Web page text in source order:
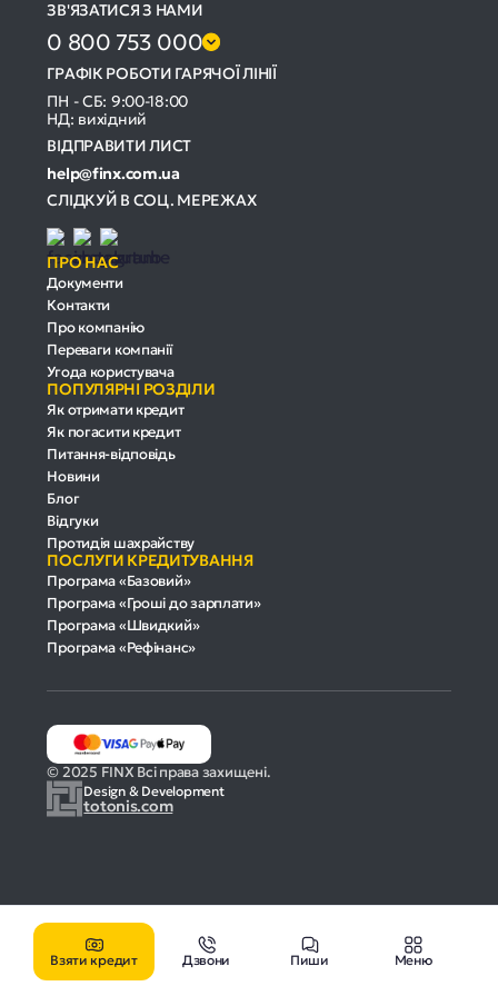
ЗВ'ЯЗАТИСЯ З НАМИ
0 800 753 000
ГРАФІК РОБОТИ ГАРЯЧОЇ ЛІНІЇ
ПН - СБ: 9:00-18:00
НД: вихідний
ВІДПРАВИТИ ЛИСТ
help@finx.com.ua
СЛІДКУЙ В СОЦ. МЕРЕЖАХ
ПРО НАС
Документи
Контакти
Про компанію
Переваги компанії
Угода користувача
ПОПУЛЯРНІ РОЗДІЛИ
Як отримати кредит
Як погасити кредит
Питання-відповідь
Новини
Блог
Відгуки
Протидія шахрайству
ПОСЛУГИ КРЕДИТУВАННЯ
Програма «Базовий»
Програма «Гроші до зарплати»
Програма «Швидкий»
Програма «Рефінанс»
Design & Development
totonis.com
© 2025 FINX Всі права захищені.
Взяти кредит Дзвони Пиши Меню